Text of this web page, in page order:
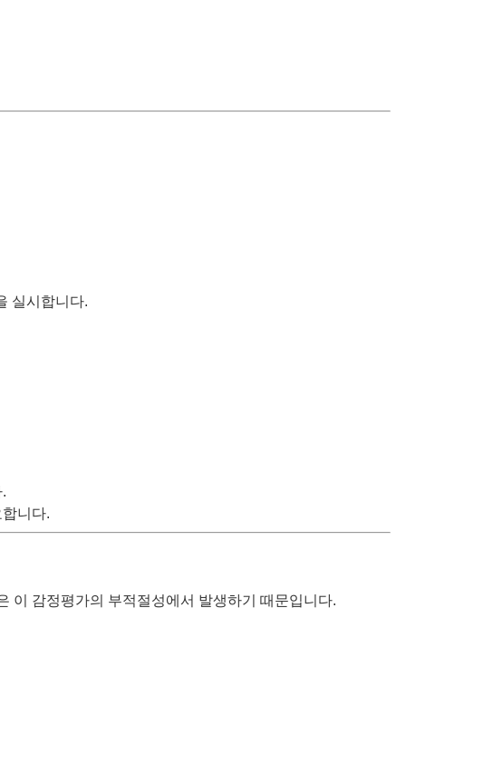
실시합니다.
니다.
이 감정평가의 부적절성에서 발생하기 때문입니다.